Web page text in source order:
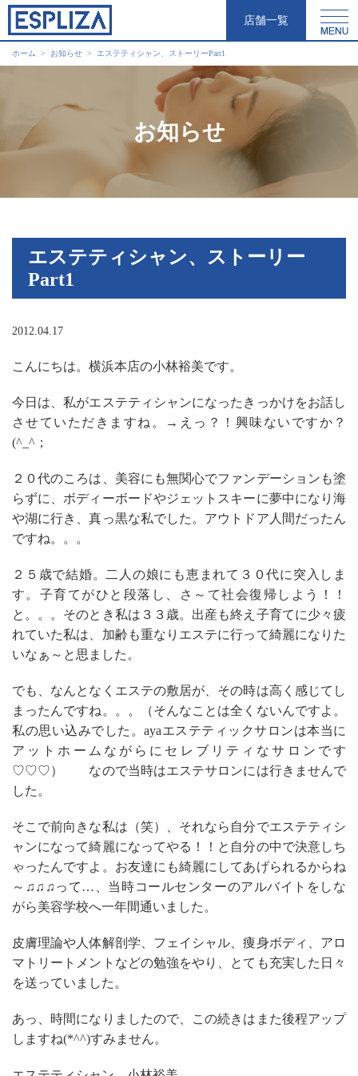
店舗一覧
ホーム お知らせ エステティシャン、ストーリーPart1
お知らせ
エステティシャン、ストーリー
Part1
2012.04.17
こんにちは。横浜本店の小林裕美です。
今日は、私がエステティシャンになったきっかけをお話し
させていただきますね。→えっ？！興味ないですか？
(^_^；
２０代のころは、美容にも無関心でファンデーションも塗
らずに、ボディーボードやジェットスキーに夢中になり海
や湖に行き、真っ黒な私でした。アウトドア人間だったん
ですね。。。
２５歳で結婚。二人の娘にも恵まれて３０代に突入しま
す。子育てがひと段落し、さ～て社会復帰しよう！！
と。。。そのとき私は３３歳。出産も終え子育てに少々疲
れていた私は、加齢も重なりエステに行って綺麗になりた
いなぁ～と思ました。
でも、なんとなくエステの敷居が、その時は高く感じてし
まったんですね。。。（そんなことは全くないんですよ。
私の思い込みでした。ayaエステティックサロンは本当に
アットホームながらにセレブリティなサロンです
♡♡♡） なので当時はエステサロンには行きませんで
した。
そこで前向きな私は（笑）、それなら自分でエステティシ
ャンになって綺麗になってやる！！と自分の中で決意しち
ゃったんですよ。お友達にも綺麗にしてあげられるからね
～♫♫♫って…、当時コールセンターのアルバイトをしな
がら美容学校へ一年間通いました。
皮膚理論や人体解剖学、フェイシャル、痩身ボディ、アロ
マトリートメントなどの勉強をやり、とても充実した日々
を送っていました。
あっ、時間になりましたので、この続きはまた後程アップ
しますね(*^^)すみません。